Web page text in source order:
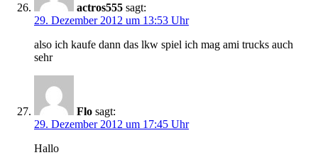
actros555 sagt:
29. Dezember 2012 um 13:53 Uhr
also ich kaufe dann das lkw spiel ich mag ami trucks auch
sehr
Flo sagt:
29. Dezember 2012 um 17:45 Uhr
Hallo